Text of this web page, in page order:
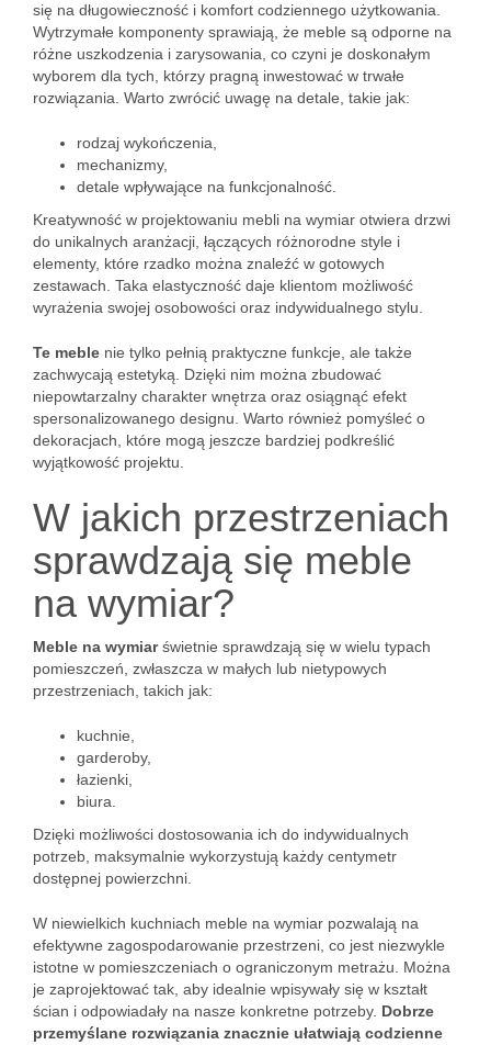
się na długowieczność i komfort codziennego użytkowania.
Wytrzymałe komponenty sprawiają, że meble są odporne na
różne uszkodzenia i zarysowania, co czyni je doskonałym
wyborem dla tych, którzy pragną inwestować w trwałe
rozwiązania. Warto zwrócić uwagę na detale, takie jak:
rodzaj wykończenia,
mechanizmy,
detale wpływające na funkcjonalność.
Kreatywność w projektowaniu mebli na wymiar otwiera drzwi
do unikalnych aranżacji, łączących różnorodne style i
elementy, które rzadko można znaleźć w gotowych
zestawach. Taka elastyczność daje klientom możliwość
wyrażenia swojej osobowości oraz indywidualnego stylu.
Te meble nie tylko pełnią praktyczne funkcje, ale także
zachwycają estetyką. Dzięki nim można zbudować
niepowtarzalny charakter wnętrza oraz osiągnąć efekt
spersonalizowanego designu. Warto również pomyśleć o
dekoracjach, które mogą jeszcze bardziej podkreślić
wyjątkowość projektu.
W jakich przestrzeniach
sprawdzają się meble
na wymiar?
Meble na wymiarświetnie sprawdzają się w wielu typach
pomieszczeń, zwłaszcza w małych lub nietypowych
przestrzeniach, takich jak:
kuchnie,
garderoby,
łazienki,
biura.
Dzięki możliwości dostosowania ich do indywidualnych
potrzeb, maksymalnie wykorzystują każdy centymetr
dostępnej powierzchni.
W niewielkich kuchniach meble na wymiar pozwalają na
efektywne zagospodarowanie przestrzeni, co jest niezwykle
istotne w pomieszczeniach o ograniczonym metrażu. Można
je zaprojektować tak, aby idealnie wpisywały się w kształt
ścian i odpowiadały na nasze konkretne potrzeby. Dobrze
przemyślane rozwiązania znacznie ułatwiają codzienne